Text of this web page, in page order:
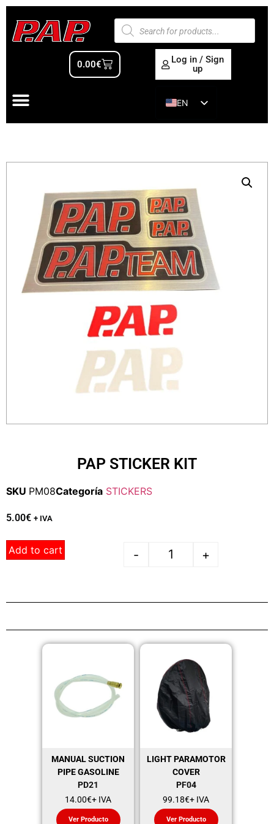
0.00€
Log in / Sign
up
EN
ES
PAP STICKER KIT
SKU PM08Categoría STICKERS
5.00€ + IVA
- +
Add to cart
MANUAL SUCTION
PIPE GASOLINE
PD21
14.00€+ IVA
Ver Producto
LIGHT PARAMOTOR
COVER
PF04
99.18€+ IVA
Ver Producto